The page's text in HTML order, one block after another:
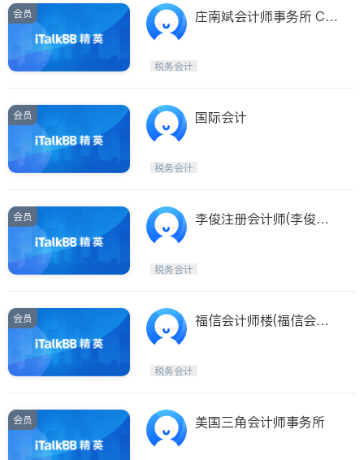
会员
庄南斌会计师事务所 CH
税务会计
会员 国际会计
税务会计
会员
李俊注册会计师(李俊注
税务会计
会员
福信会计师楼(福信会计
税务会计
会员 美国三角会计师事务所